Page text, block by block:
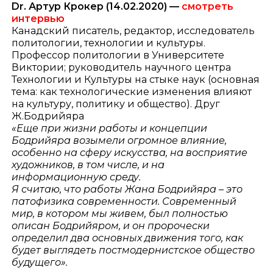
Dr. Артур Крокер (14.02.2020) — смотреть
интервью
Канадский писатель, редактор, исследователь
политологии, технологии и культуры.
Профессор политологии в Университете
Виктории; руководитель научного центра
Технологии и Культуры на стыке наук (основная
тема: как технологические изменения влияют
на культуру, политику и общество). Друг
Ж.Бодрийяра
«Еще при жизни работы и концепции
Бодрийяра возымели огромное влияние,
особенно на сферу искусства, на восприятие
художников, в том числе, и на
информационную среду.
Я считаю, что работы Жана Бодрийяра – это
патофизика современности. Современный
мир, в котором мы живем, был полностью
описан Бодрийяром, и он пророчески
определил два основных движения того, как
будет выглядеть постмодернистское общество
будущего».